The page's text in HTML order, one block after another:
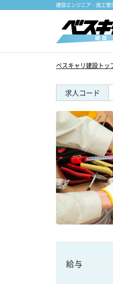
建設エンジニア・施工管
ベスキャリ建設トッ
求人コード
給与